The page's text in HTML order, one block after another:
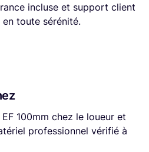
incluse et support client
toute sérénité.
100mm chez le loueur et
professionnel vérifié à